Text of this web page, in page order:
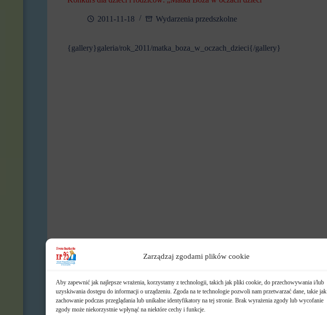
Zarządzaj zgodami plików cookie
Aby zapewnić jak najlepsze wrażenia, korzystamy z technologii, takich jak pliki cookie, do przechowywania i/lub
uzyskiwania dostępu do informacji o urządzeniu. Zgoda na te technologie pozwoli nam przetwarzać dane, takie jak
zachowanie podczas przeglądania lub unikalne identyfikatory na tej stronie. Brak wyrażenia zgody lub wycofanie
zgody może niekorzystnie wpłynąć na niektóre cechy i funkcje.
2011-11-18 Wydarzenia przedszkolne
{gallery}galeria/rok_2011/matka_boza_w_oczach_dzieci{/gallery}